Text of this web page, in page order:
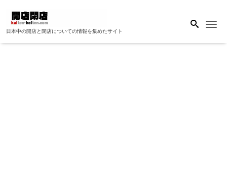
日本中の開店と閉店についての情報を集めたサイト